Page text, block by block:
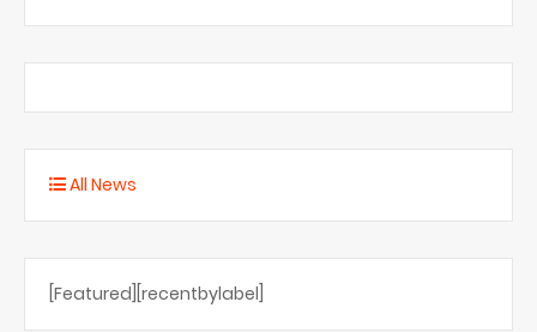
All News
[Featured][recentbylabel]